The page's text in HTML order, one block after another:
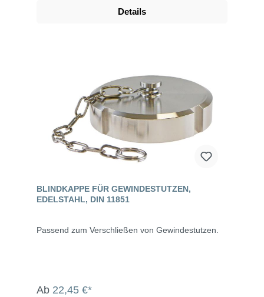
Details
BLINDKAPPE FÜR GEWINDESTUTZEN,
EDELSTAHL, DIN 11851
Passend zum Verschließen von Gewindestutzen.
Ab 22,45 €*